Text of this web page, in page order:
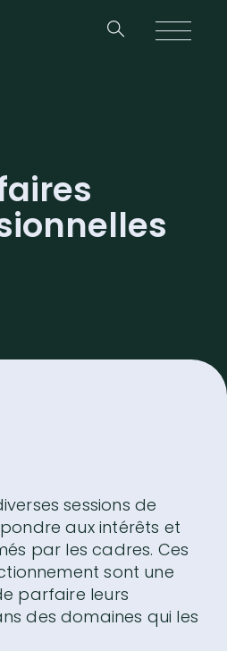
sessions de
aux intérêts et
par les cadres. Ces
sont une
parfaire leurs
des domaines qui les